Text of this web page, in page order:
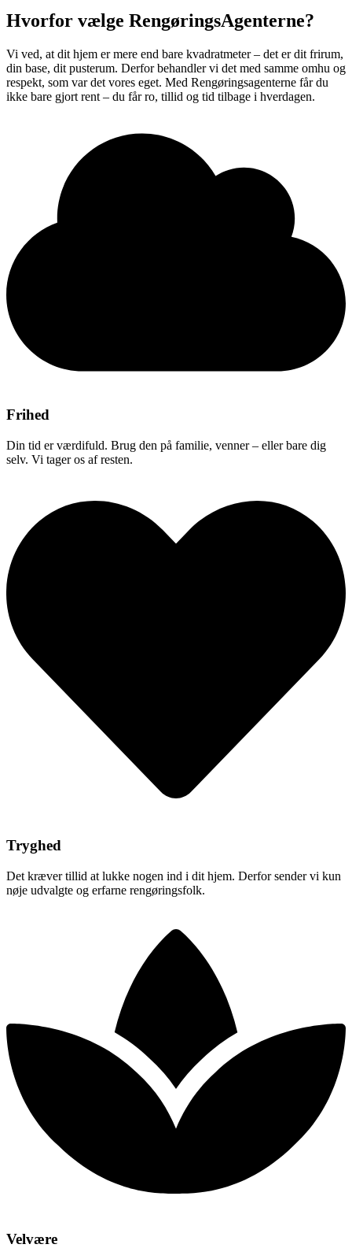
Hvorfor vælge RengøringsAgenterne?
Vi ved, at dit hjem er mere end bare kvadratmeter – det er dit frirum,
din base, dit pusterum. Derfor behandler vi det med samme omhu og
respekt, som var det vores eget. Med Rengøringsagenterne får du
ikke bare gjort rent – du får ro, tillid og tid tilbage i hverdagen.
Frihed
Din tid er værdifuld. Brug den på familie, venner – eller bare dig
selv. Vi tager os af resten.
Tryghed
Det kræver tillid at lukke nogen ind i dit hjem. Derfor sender vi kun
nøje udvalgte og erfarne rengøringsfolk.
Velvære